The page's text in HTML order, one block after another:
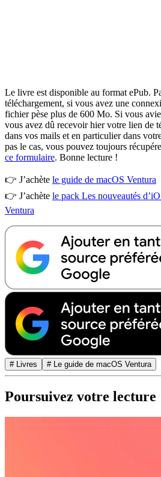
Le livre est disponible au format ePub.
téléchargement, si vous avez une
fichier pèse plus de 600 Mo. Si vous
vous avez dû recevoir hier votre lien de
dans vos mails et en particulier dans
pas le cas, vous pouvez toujours
ce formulaire. Bonne lecture !
👉 J’achète le guide de macOS Ventura
👉 J’achète le pack Les nouveautés
Ventura
# Livres # Le guide de macOS Ventura
Poursuivez votre lecture